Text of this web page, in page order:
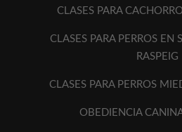
CLASES PARA
CLASES PARA PERROS EN
RASPEIG
CLASES PARA PERROS
OBEDIENCIA